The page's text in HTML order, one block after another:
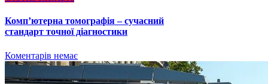
Комп’ютерна томографія – сучасний
стандарт точної діагностики
Коментарів немає